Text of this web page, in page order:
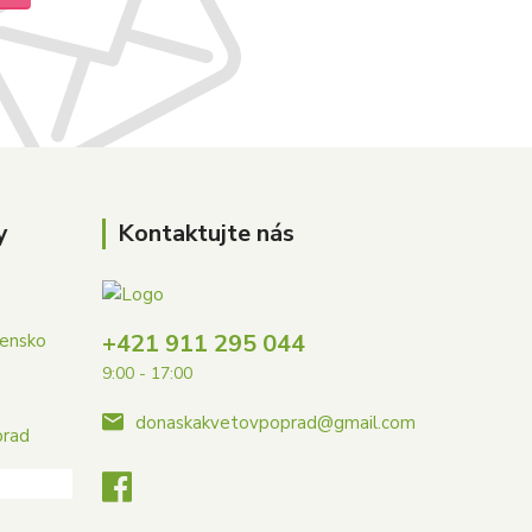
Kontaktujte nás
+421 911 295 044
9:00 - 17:00
donaskakvetovpoprad@gmail.com